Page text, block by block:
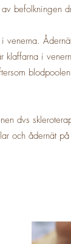
befolkningen
venerna.
klaffarna i
dvs
och ådernät